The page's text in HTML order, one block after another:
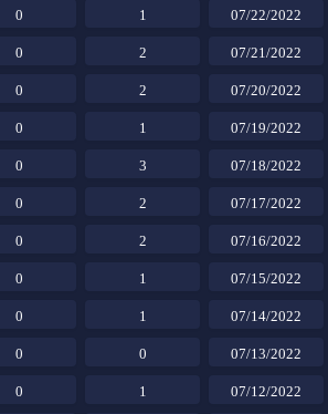
07/22/2022
1
0
07/21/2022
2
0
07/20/2022
2
0
07/19/2022
1
0
07/18/2022
3
0
07/17/2022
2
0
07/16/2022
2
0
07/15/2022
1
0
07/14/2022
1
0
07/13/2022
0
0
07/12/2022
1
0